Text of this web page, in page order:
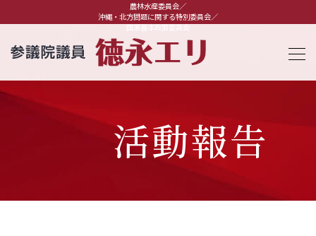
農林水産委員会／
沖縄・北方問題に関する特別委員会／
国家基本政策委員会
活動報告